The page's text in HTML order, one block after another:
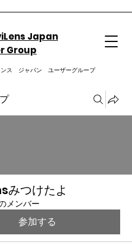
Japan
Group
ンス ジャパン ユーザーグループ
みつけたよ
メンバー
参加する